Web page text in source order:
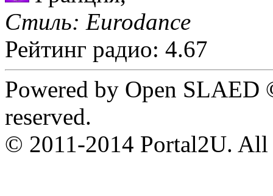
Стиль: Eurodance
Рейтинг радио: 4.67
Powered by Open
reserved.
© 2011-2014 Portal2U. All